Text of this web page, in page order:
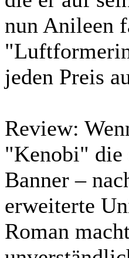
nun Anileen
jeden Preis
Review:
"Kenobi" die
Banner –
erweiterte
Roman